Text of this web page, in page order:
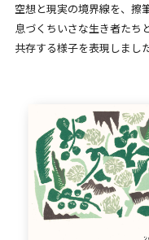
空想と現実の境界線を、擦
息づくちいさな生き者たち
共存する様子を表現しました